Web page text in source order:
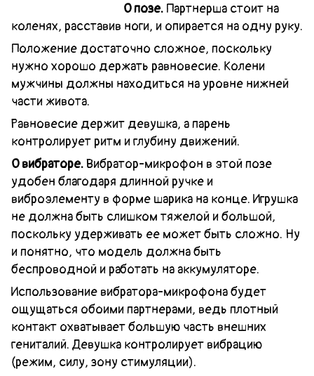
О позе. Партнерша стоит на
коленях, расставив ноги, и опирается на одну руку.
Положение достаточно сложное, поскольку
нужно хорошо держать равновесие. Колени
мужчины должны находиться на уровне нижней
части живота.
Равновесие держит девушка, а парень
контролирует ритм и глубину движений.
О вибраторе.Вибратор-микрофон в этой позе
удобен благодаря длинной ручке и
виброэлементу в форме шарика на конце. Игрушка
не должна быть слишком тяжелой и большой,
поскольку удерживать ее может быть сложно. Ну
и понятно, что модель должна быть
беспроводной и работать на аккумуляторе.
Использование вибратора-микрофона будет
ощущаться обоими партнерами, ведь плотный
контакт охватывает большую часть внешних
гениталий. Девушка контролирует вибрацию
(режим, силу, зону стимуляции).